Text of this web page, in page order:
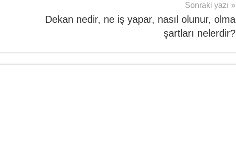
Sonraki yazı
Dekan nedir, ne iş yapar, nasıl olunur, olma
şartları nelerdir?